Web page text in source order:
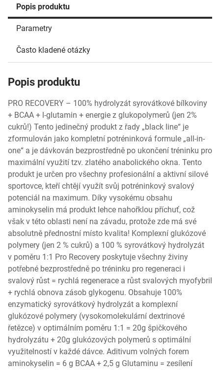
Popis produktu
Parametry
Často kladené otázky
Popis produktu
PRO RECOVERY – 100% hydrolyzát syrovátkové bílkoviny
+ BCAA + l-glutamin + energie z glukopolymerů (jen 2%
cukrů!) Tento jedinečný produkt z řady „black line“ je
zformulován jako kompletní potréninková formule „all-in-
one“ a je dávkován bezprostředně po ukončení tréninku pro
maximální využití tzv. zlatého anabolického okna. Tento
produkt je určen pro všechny profesionální a aktivní silové
sportovce, kteří chtějí využít svůj potréninkový svalový
potenciál na maximum. Díky vysokému obsahu
aminokyselin má produkt lehce nahořklou příchuť, což
však v této oblasti není na závadu, protože zde má své
absolutně přednostní místo kvalita! Komplexní glukózové
polymery (jen 2 % cukrů) a 100 % syrovátkový hydrolyzát
v poměru 1:1 Pro Recovery poskytuje všechny živiny
potřebné bezprostředně po tréninku pro regeneraci i
svalový růst = rychlá regenerace a růst svalových myofybril
+ rychlá obnova zásob glykogenu. Obsahuje 100%
enzymatický syrovátkový hydrolyzát a komplexní
glukózové polymery (vysokomolekulární dextrinové
řetězce) v optimálním poměru 1:1 = 20g špičkového
hydrolyzátu + 20g glukózových polymerů s optimální
využitelností v každé dávce. Aditivum volných forem
aminokyselin = 6 g BCAA + 2,5 g Glutaminu = zesílení